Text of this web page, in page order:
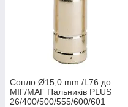
Сопло Ø15,0 mm /L76 до
МІГ/МАГ Пальників PLUS
26/400/500/555/600/601